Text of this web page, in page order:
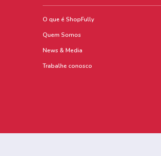
O que é ShopFully
Quem Somos
News & Media
Trabalhe conosco